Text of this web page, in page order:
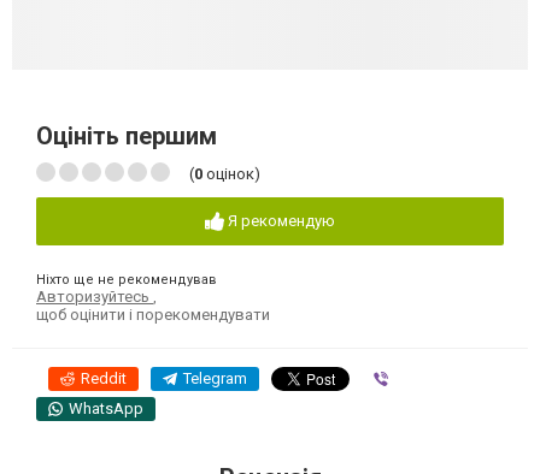
Оцініть першим
(0 оцінок)
Я рекомендую
Ніхто ще не рекомендував
Авторизуйтесь ,
щоб оцінити і порекомендувати
Reddit Telegram
WhatsApp